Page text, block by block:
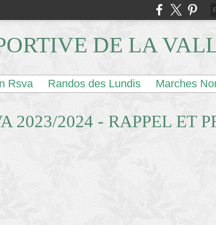
DE LA
Rsva Randos des Lundis Marches
2023/2024 - RAPPEL ET